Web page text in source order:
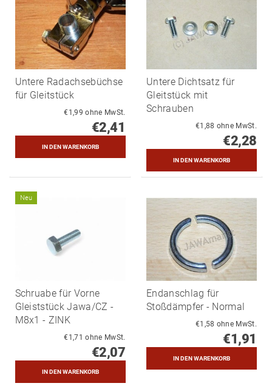
Untere Radachsebüchse
für Gleitstück
€1,99 ohne MwSt.
€2,41
Untere Dichtsatz für
Gleitstück mit
Schrauben
€1,88 ohne MwSt.
€2,28
Neu
Schruabe für Vorne
Gleiststück Jawa/CZ -
M8x1 - ZINK
€1,71 ohne MwSt.
€2,07
Endanschlag für
Stoßdämpfer - Normal
€1,58 ohne MwSt.
€1,91